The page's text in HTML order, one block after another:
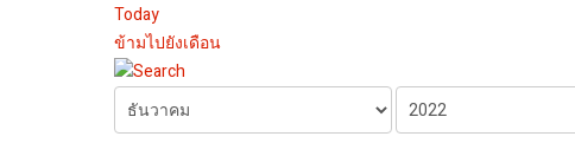
Today
ข้ามไปยังเดือน